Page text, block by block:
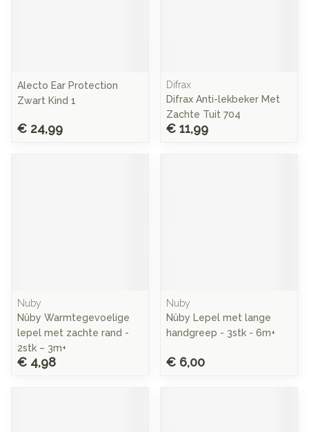
Alecto Ear Protection
Zwart Kind 1
€ 24,99
Difrax
Difrax Anti-lekbeker Met
Zachte Tuit 704
€ 11,99
Nuby
Nûby Warmtegevoelige
lepel met zachte rand -
2stk – 3m+
€ 4,98
Nuby
Nûby Lepel met lange
handgreep - 3stk - 6m+
€ 6,00